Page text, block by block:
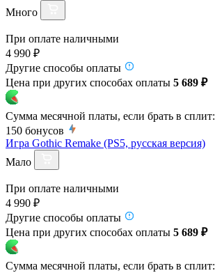
Много
При оплате наличными
4 990 ₽
Другие способы оплаты
Цена при других способах оплаты 5 689 ₽
Сумма месячной платы, если брать в сплит:
150 бонусов
Игра Gothic Remake (PS5, русская версия)
Мало
При оплате наличными
4 990 ₽
Другие способы оплаты
Цена при других способах оплаты 5 689 ₽
Сумма месячной платы, если брать в сплит: